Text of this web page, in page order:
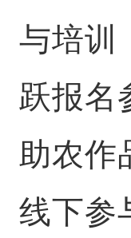
与培训
跃报名
助农作
线下参